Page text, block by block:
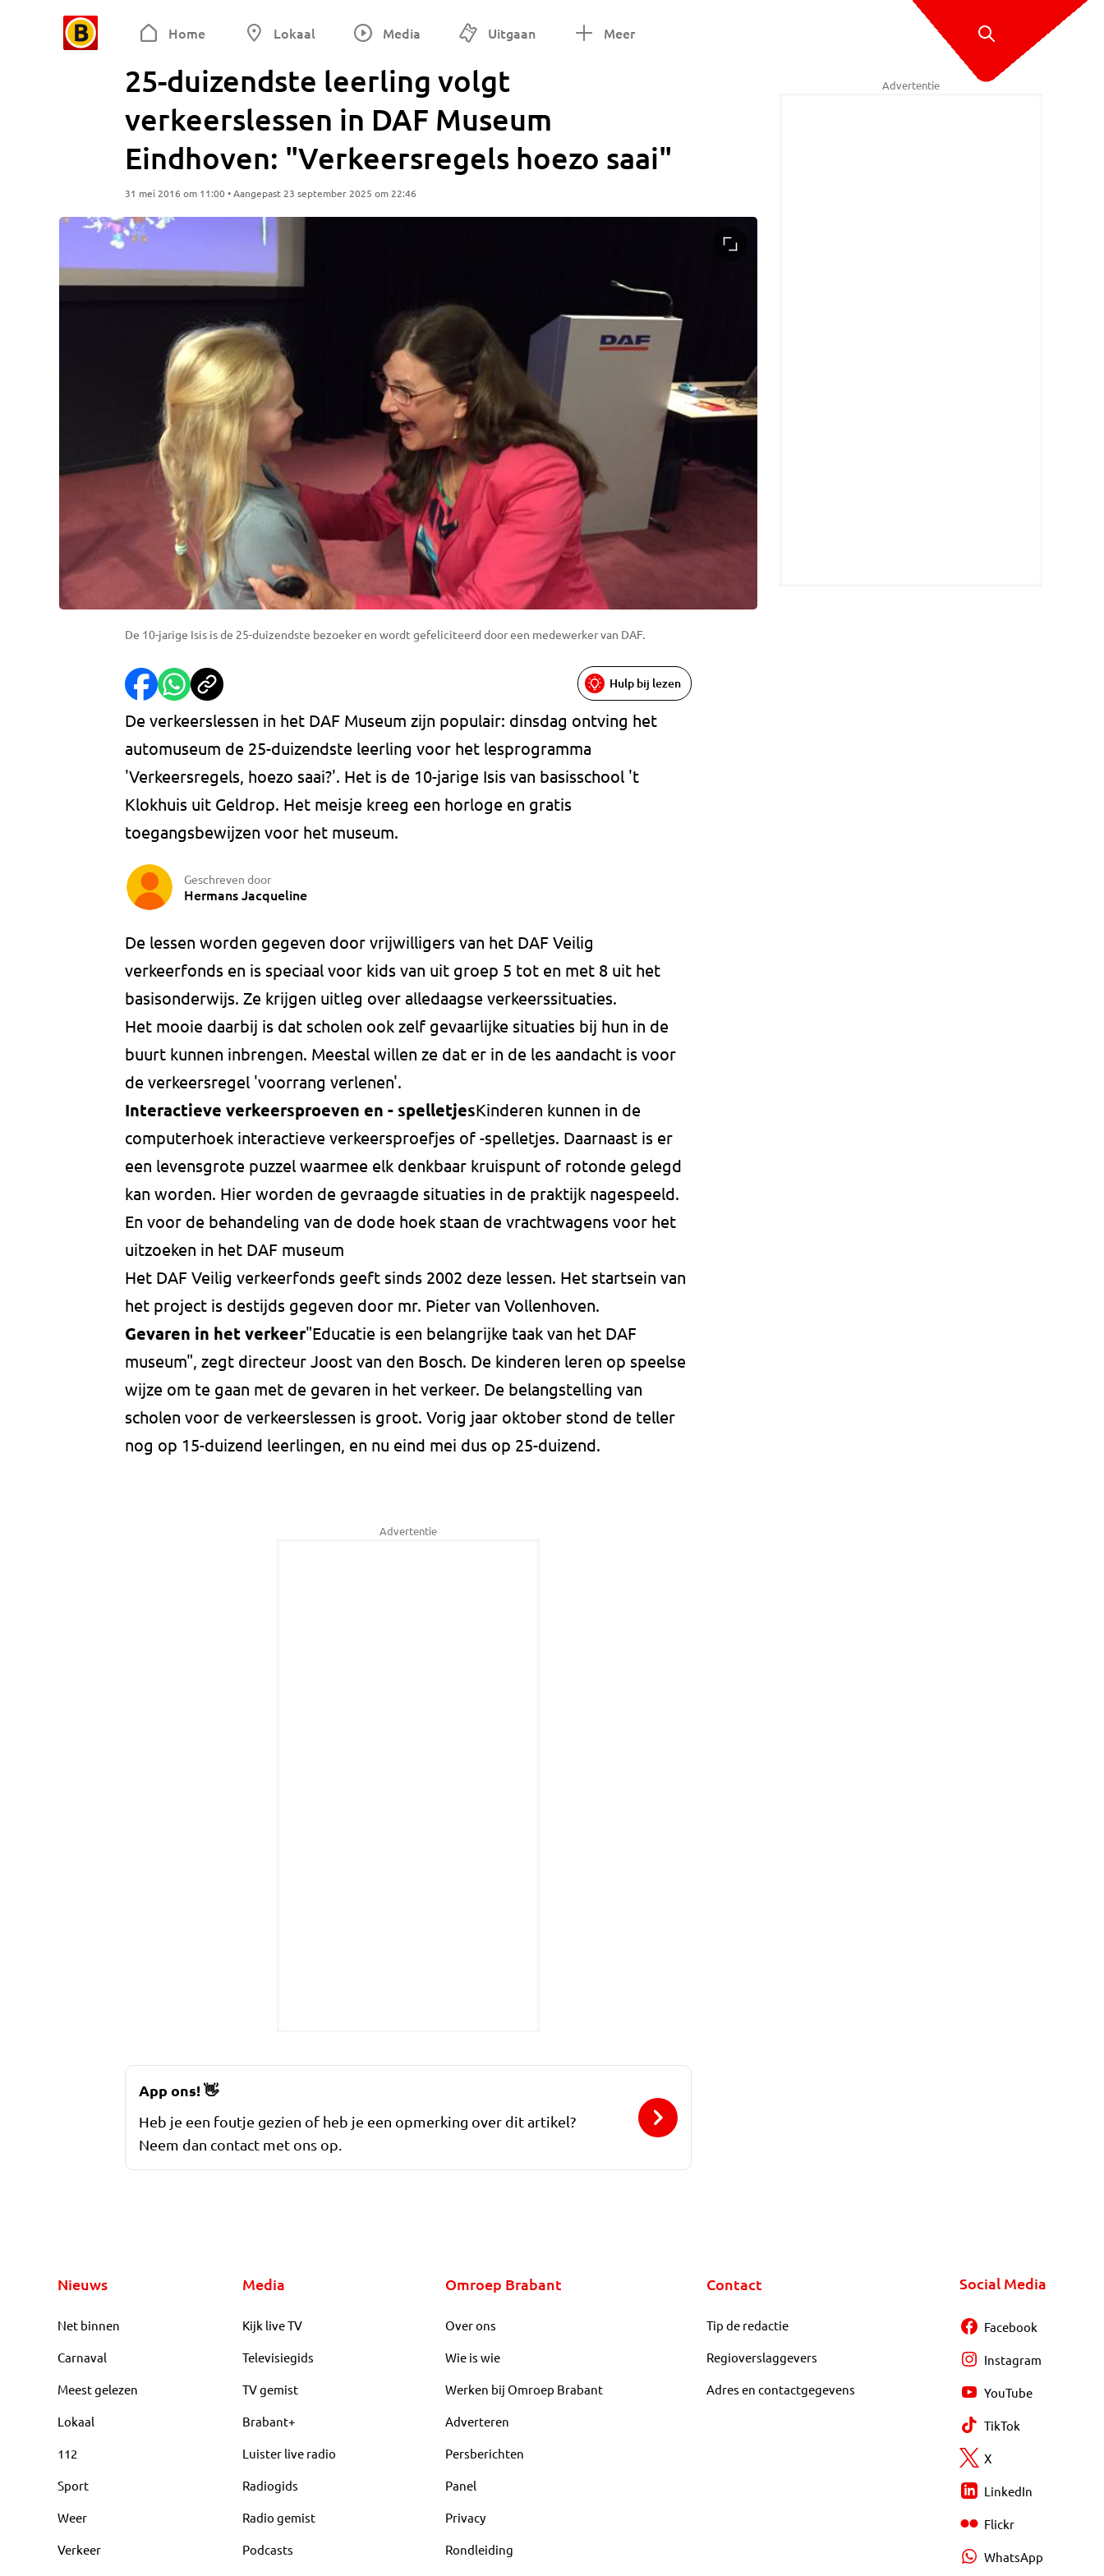
Home Lokaal Media Uitgaan Meer
25-duizendste leerling volgt
verkeerslessen in DAF Museum
Eindhoven: "Verkeersregels hoezo saai"
31 mei 2016 om 11:00 • Aangepast 23 september 2025 om 22:46
De 10-jarige Isis is de 25-duizendste bezoeker en wordt gefeliciteerd door een medewerker van DAF.
Hulp bij lezen
De verkeerslessen in het DAF Museum zijn populair: dinsdag ontving het
automuseum de 25-duizendste leerling voor het lesprogramma
'Verkeersregels, hoezo saai?'. Het is de 10-jarige Isis van basisschool 't
Klokhuis uit Geldrop. Het meisje kreeg een horloge en gratis
toegangsbewijzen voor het museum.
Geschreven door
Hermans Jacqueline
De lessen worden gegeven door vrijwilligers van het DAF Veilig
verkeerfonds en is speciaal voor kids van uit groep 5 tot en met 8 uit het
basisonderwijs. Ze krijgen uitleg over alledaagse verkeerssituaties.
Het mooie daarbij is dat scholen ook zelf gevaarlijke situaties bij hun in de
buurt kunnen inbrengen. Meestal willen ze dat er in de les aandacht is voor
de verkeersregel 'voorrang verlenen'.
Interactieve verkeersproeven en - spelletjesKinderen kunnen in de
computerhoek interactieve verkeersproefjes of -spelletjes. Daarnaast is er
een levensgrote puzzel waarmee elk denkbaar kruispunt of rotonde gelegd
kan worden. Hier worden de gevraagde situaties in de praktijk nagespeeld.
En voor de behandeling van de dode hoek staan de vrachtwagens voor het
uitzoeken in het DAF museum
Het DAF Veilig verkeerfonds geeft sinds 2002 deze lessen. Het startsein van
het project is destijds gegeven door mr. Pieter van Vollenhoven.
Gevaren in het verkeer"Educatie is een belangrijke taak van het DAF
museum", zegt directeur Joost van den Bosch. De kinderen leren op speelse
wijze om te gaan met de gevaren in het verkeer. De belangstelling van
scholen voor de verkeerslessen is groot. Vorig jaar oktober stond de teller
nog op 15-duizend leerlingen, en nu eind mei dus op 25-duizend.
Advertentie
Advertentie
App ons!👋
Heb je een foutje gezien of heb je een opmerking over dit artikel?
Neem dan contact met ons op.
Nieuws
Net binnen
Carnaval
Meest gelezen
Lokaal
112
Sport
Weer
Verkeer
Media
Kijk live TV
Televisiegids
TV gemist
Brabant+
Luister live radio
Radiogids
Radio gemist
Podcasts
Omroep Brabant
Over ons
Wie is wie
Werken bij Omroep Brabant
Adverteren
Persberichten
Panel
Privacy
Rondleiding
Contact
Tip de redactie
Regioverslaggevers
Adres en contactgegevens
Social Media
Facebook
Instagram
YouTube
TikTok
X
LinkedIn
Flickr
WhatsApp